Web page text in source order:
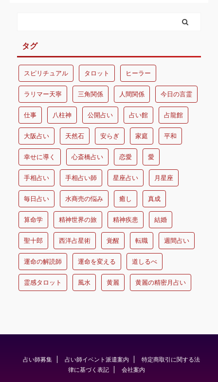
タグ
スピリチュアル タロット ヒーラー
ラリマー天寧 三角関係 人間関係 今日の言霊
仕事 八柱神 公開占い 占い館 占龍館
大阪占い 天然石 安らぎ 家庭 平和
幸せに導く 心斎橋占い 恋愛 愛
手相占い 手相占い師 星座占い 月星座
毎日占い 水商売の悩み 癒し 真成
算命学 精神世界の旅 精神疾患 結婚
聖十郎 西洋占星術 覚醒 転職 週間占い
運命の解読師 運命を変える 道しるべ
霊感タロット 風水 黄麗 黄麗の精密月占い
占い師募集 占い師イベント派遣案内
特定商取引に関する法
律に基づく表記
会社案内